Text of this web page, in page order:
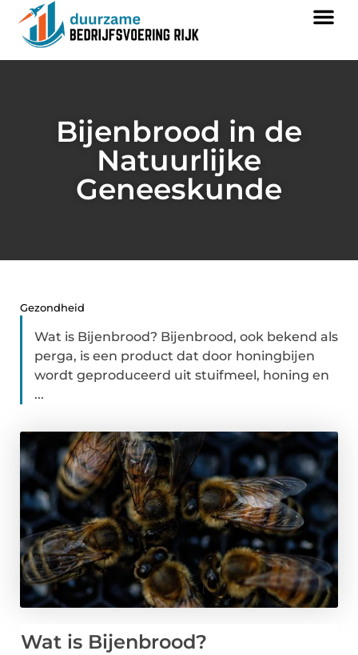
Bijenbrood in de
Natuurlijke
Geneeskunde
Gezondheid
Wat is Bijenbrood? Bijenbrood, ook bekend als
perga, is een product dat door honingbijen
wordt geproduceerd uit stuifmeel, honing en
...
Wat is Bijenbrood?